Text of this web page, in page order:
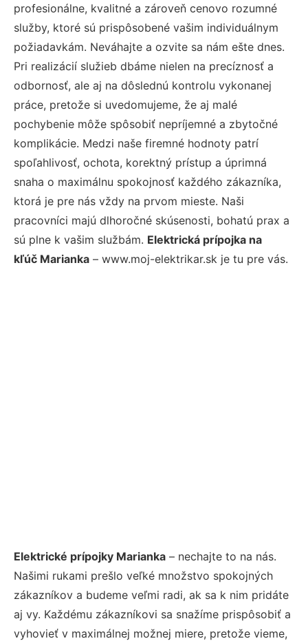
profesionálne, kvalitné a zároveň cenovo rozumné
služby, ktoré sú prispôsobené vašim individuálnym
požiadavkám. Neváhajte a ozvite sa nám ešte dnes.
Pri realizácií služieb dbáme nielen na precíznosť a
odbornosť, ale aj na dôslednú kontrolu vykonanej
práce, pretože si uvedomujeme, že aj malé
pochybenie môže spôsobiť nepríjemné a zbytočné
komplikácie. Medzi naše firemné hodnoty patrí
spoľahlivosť, ochota, korektný prístup a úprimná
snaha o maximálnu spokojnosť každého zákazníka,
ktorá je pre nás vždy na prvom mieste. Naši
pracovníci majú dlhoročné skúsenosti, bohatú prax a
sú plne k vašim službám. Elektrická prípojka na
kľúč Marianka – www.moj-elektrikar.sk je tu pre vás.
Elektrické prípojky Marianka – nechajte to na nás.
Našimi rukami prešlo veľké množstvo spokojných
zákazníkov a budeme veľmi radi, ak sa k nim pridáte
aj vy. Každému zákazníkovi sa snažíme prispôsobiť a
vyhovieť v maximálnej možnej miere, pretože vieme,